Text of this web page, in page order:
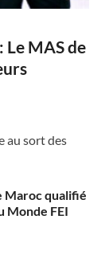
Le MAS de
au sort des
Maroc qualifié
Monde FEI